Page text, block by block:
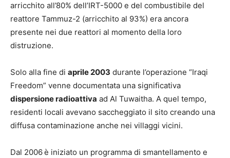
arricchito all’80% dell’IRT-5000 e del combustibile del
reattore Tammuz-2 (arricchito al 93%) era ancora
presente nei due reattori al momento della loro
distruzione.
Solo alla fine di aprile 2003 durante l’operazione “Iraqi
Freedom” venne documentata una significativa
dispersione radioattiva ad Al Tuwaitha. A quel tempo,
residenti locali avevano saccheggiato il sito creando una
diffusa contaminazione anche nei villaggi vicini.
Dal 2006è iniziato un programma di smantellamento e